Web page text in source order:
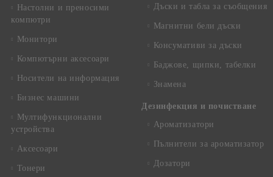
Настолни и преносими
компютри
Монитори
Компютърни аксесоари
Носители на информация
Бизнес машини
Мултифункционални
устройства
Аксесоари
Тонери
Дъски и табла за съобщения
Магнитни бели дъски
Консумативи за дъски
Баджове, щипки, табелки
Знамена
Дезинфекция и почистване
Ароматизатори
Пълнители за ароматизатор
Дозатори